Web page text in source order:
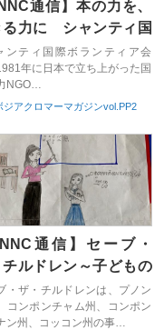
通信】本の力を、
る力に シャンティ国
ランティア会
ンティ国際ボランティア会
年に日本で立ち上がった国
NGO…
ジアクロマーマガジンvol.PP2
通信】セーブ・
チルドレン～子どもの
の成長を包括的に支援
・ザ・チルドレンは、プノン
コンポンチャム州、コンポン
ン州、コッコン州の事…